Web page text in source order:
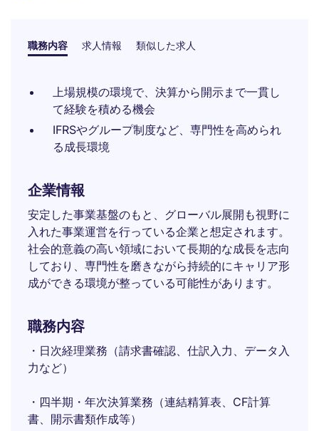
職務内容 求人情報 類似した求人
上場規模の環境で、決算から開示まで一貫し
て経験を積める機会
IFRSやグループ制度など、専門性を高められ
る成長環境
企業情報
安定した事業基盤のもと、グローバル展開も視野に
入れた事業運営を行っている企業と想定されます。
社会的意義の高い領域において長期的な成長を志向
しており、専門性を磨きながら持続的にキャリア形
成ができる環境が整っている可能性があります。
職務内容
・日次経理業務（請求書確認、仕訳入力、データ入
力など）
・四半期・年次決算業務（連結精算表、CF計算
書、開示書類作成等）